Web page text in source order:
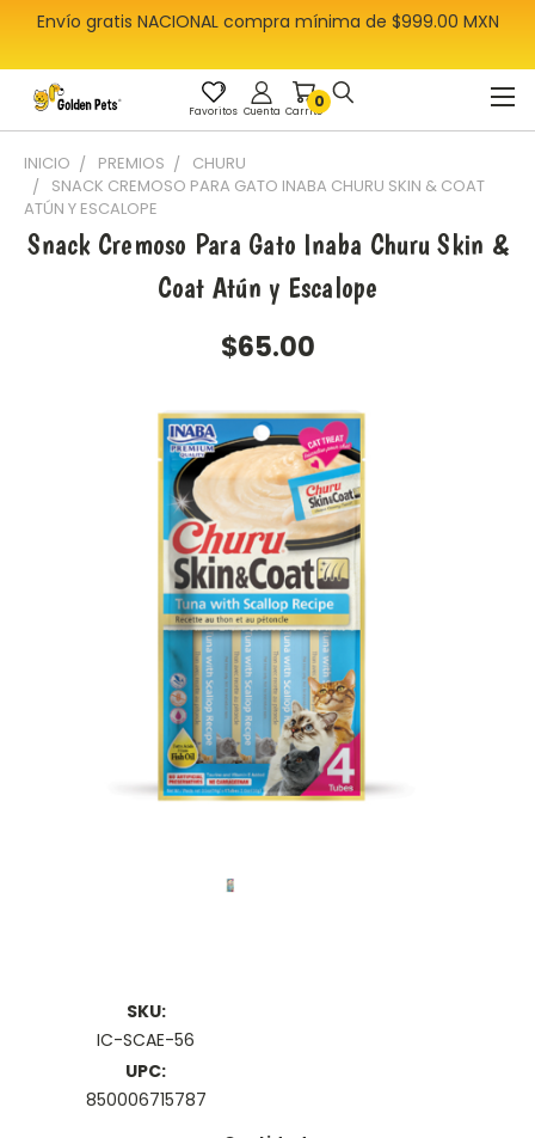
Envío gratis NACIONAL compra mínima de $999.00 MXN
Favoritos 0
Carrito
Cuenta
INICIO PREMIOS
CHURU
SNACK CREMOSO PARA GATO INABA CHURU SKIN & COAT
ATÚN Y ESCALOPE
Snack Cremoso Para Gato Inaba Churu Skin &
Coat Atún y Escalope
$65.00
SKU:
IC-SCAE-56
UPC:
850006715787